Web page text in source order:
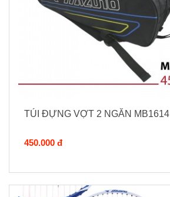
TÚI ĐỰNG VỢT 2 NGĂN MB1614
450.000 đ